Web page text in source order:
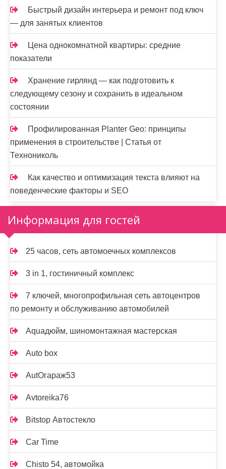
Быстрый дизайн интерьера и ремонт под ключ
— для занятых клиентов
Цена однокомнатной квартиры: средние
показатели
Хранение гирлянд — как подготовить к
следующему сезону и сохранить в идеальном
состоянии
Профилированная Planter Geo: принципы
применения в строительстве | Статья от
Технониколь
Как качество и оптимизация текста влияют на
поведенческие факторы и SEO
Информация для гостей
25 часов, сеть автомоечных комплексов
3 in 1, гостиничный комплекс
7 ключей, многопрофильная сеть автоцентров
по ремонту и обслуживанию автомобилей
Aquaдюйм, шиномонтажная мастерская
Auto box
AutOгараж53
Avtoreika76
Bitstop Автостекло
Car Time
Chisto 54, автомойка